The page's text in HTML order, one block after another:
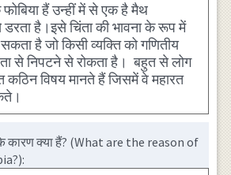
हैं उन्हीं में से एक है मैथ
डरता है।इसे चिंता की भावना के रूप में
सकता है जो किसी व्यक्ति को गणितीय
से निपटने से रोकता है। बहुत से लोग
विषय मानते हैं जिसमें वे महारत
के कारण क्या हैं? (What are the reason of